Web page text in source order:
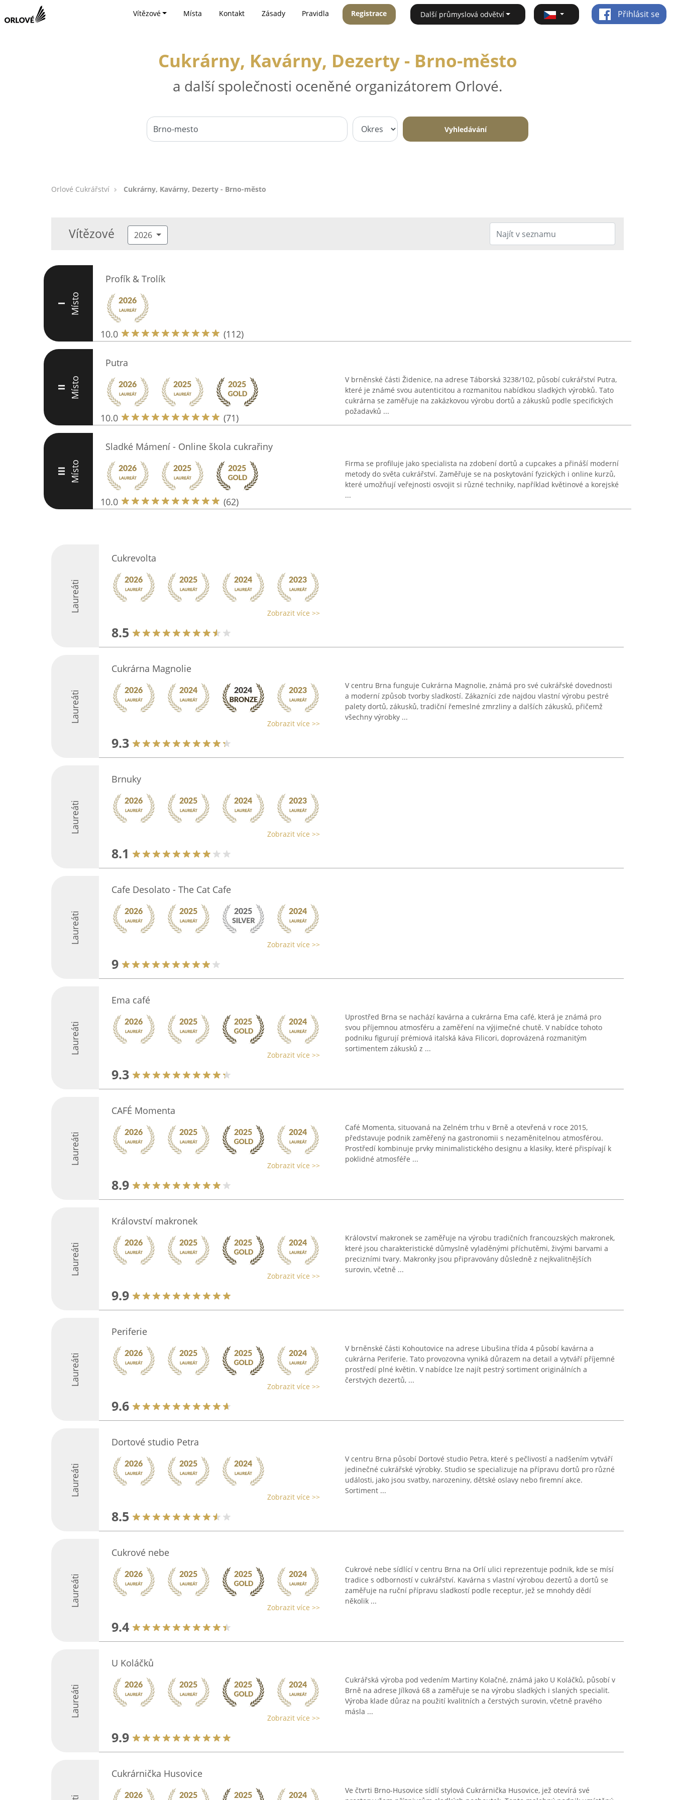
Vítězové Místa Kontakt Zásady Pravidla Registrace Další průmyslová odvětví Přihlásit se
Cukrárny, Kavárny, Dezerty - Brno-město
a další společnosti oceněné organizátorem Orlové.
Vyhledávání
Orlové Cukrářství Cukrárny, Kavárny, Dezerty - Brno-město
Vítězové 2026
I Místo
Profík & Trolík
10.0 (112)
II Místo
Putra
10.0 (71)
V brněnské části Židenice, na adrese Táborská 3238/102, působí cukrářství Putra,
které je známé svou autenticitou a rozmanitou nabídkou sladkých výrobků. Tato
cukrárna se zaměřuje na zakázkovou výrobu dortů a zákusků podle specifických
požadavků ...
III Místo
Sladké Mámení - Online škola cukrařiny
10.0 (62)
Firma se profiluje jako specialista na zdobení dortů a cupcakes a přináší moderní
metody do světa cukrářství. Zaměřuje se na poskytování fyzických i online kurzů,
které umožňují veřejnosti osvojit si různé techniky, například květinové a korejské
...
Laureáti
Cukrevolta
Zobrazit více >>
8.5
Laureáti
Cukrárna Magnolie
Zobrazit více >>
9.3
V centru Brna funguje Cukrárna Magnolie, známá pro své cukrářské dovednosti
a moderní způsob tvorby sladkostí. Zákazníci zde najdou vlastní výrobu pestré
palety dortů, zákusků, tradiční řemeslné zmrzliny a dalších zákusků, přičemž
všechny výrobky ...
Laureáti
Brnuky
Zobrazit více >>
8.1
Laureáti
Cafe Desolato - The Cat Cafe
Zobrazit více >>
9
Laureáti
Ema café
Zobrazit více >>
9.3
Uprostřed Brna se nachází kavárna a cukrárna Ema café, která je známá pro
svou příjemnou atmosféru a zaměření na výjimečné chutě. V nabídce tohoto
podniku figurují prémiová italská káva Filicori, doprovázená rozmanitým
sortimentem zákusků z ...
Laureáti
CAFÉ Momenta
Zobrazit více >>
8.9
Café Momenta, situovaná na Zelném trhu v Brně a otevřená v roce 2015,
představuje podnik zaměřený na gastronomii s nezaměnitelnou atmosférou.
Prostředí kombinuje prvky minimalistického designu a klasiky, které přispívají k
poklidné atmosféře ...
Laureáti
Království makronek
Zobrazit více >>
9.9
Království makronek se zaměřuje na výrobu tradičních francouzských makronek,
které jsou charakteristické důmyslně vyladěnými příchutěmi, živými barvami a
precizními tvary. Makronky jsou připravovány důsledně z nejkvalitnějších
surovin, včetně ...
Laureáti
Periferie
Zobrazit více >>
9.6
V brněnské části Kohoutovice na adrese Libušina třída 4 působí kavárna a
cukrárna Periferie. Tato provozovna vyniká důrazem na detail a vytváří příjemné
prostředí plné květin. V nabídce lze najít pestrý sortiment originálních a
čerstvých dezertů, ...
Laureáti
Dortové studio Petra
Zobrazit více >>
8.5
V centru Brna působí Dortové studio Petra, které s pečlivostí a nadšením vytváří
jedinečné cukrářské výrobky. Studio se specializuje na přípravu dortů pro různé
události, jako jsou svatby, narozeniny, dětské oslavy nebo firemní akce.
Sortiment ...
Laureáti
Cukrové nebe
Zobrazit více >>
9.4
Cukrové nebe sídlící v centru Brna na Orlí ulici reprezentuje podnik, kde se mísí
tradice s odborností v cukrářství. Kavárna s vlastní výrobou dezertů a dortů se
zaměřuje na ruční přípravu sladkostí podle receptur, jež se mnohdy dědí
několik ...
Laureáti
U Koláčků
Zobrazit více >>
9.9
Cukrářská výroba pod vedením Martiny Kolačné, známá jako U Koláčků, působí v
Brně na adrese Jílková 68 a zaměřuje se na výrobu sladkých i slaných specialit.
Výroba klade důraz na použití kvalitních a čerstvých surovin, včetně pravého
másla ...
Cukrárnička Husovice
Ve čtvrti Brno-Husovice sídlí stylová Cukrárnička Husovice, jež otevírá své